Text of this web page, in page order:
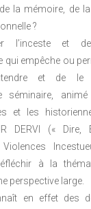
la mémoire, de
?
l’inceste et
qui empêche ou
et de le
séminaire,
et les
DERVI (« Dire,
à la
perspective large.
en effet des